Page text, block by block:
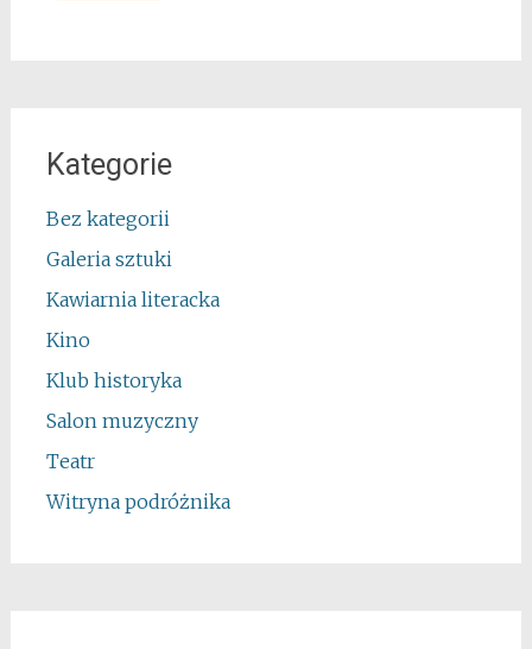
Kategorie
Bez kategorii
Galeria sztuki
Kawiarnia literacka
Kino
Klub historyka
Salon muzyczny
Teatr
Witryna podróżnika